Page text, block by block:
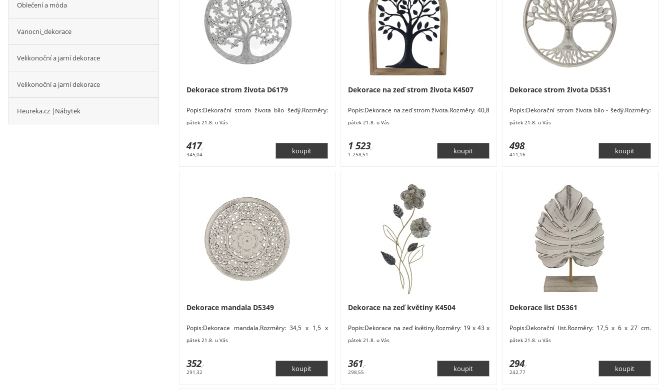
Dekorace strom života D6179
Popis:Dekorační strom života bílo šedý.Rozměry:
pátek 21.8. u Vás
417,-
345,04
Dekorace na zeď strom života K4507
Popis:Dekorace na zeď strom života.Rozměry: 40,8
pátek 21.8. u Vás
1 523,-
1 258,51
Dekorace strom života D5351
Popis:Dekorační strom života bílo - šedý.Rozměry:
pátek 21.8. u Vás
498,-
411,16
Dekorace mandala D5349
Popis:Dekorace mandala.Rozměry: 34,5 x 1,5 x
dekoračním
pátek 21.8. u Vás
352,-
291,32
Dekorace na zeď květiny K4504
Popis:Dekorace na zeď květiny.Rozměry: 19 x 43 x
pátek 21.8. u Vás
361,-
298,55
Dekorace list D5361
Popis:Dekorační list.Rozměry: 17,5 x 6 x 27 cm.
pátek 21.8. u Vás
294,-
242,77
Oblečení a móda
Vanocni_dekorace
Velikonoční a jarní dekorace
Velikonoční a jarní dekorace
Heureka.cz |Nábytek